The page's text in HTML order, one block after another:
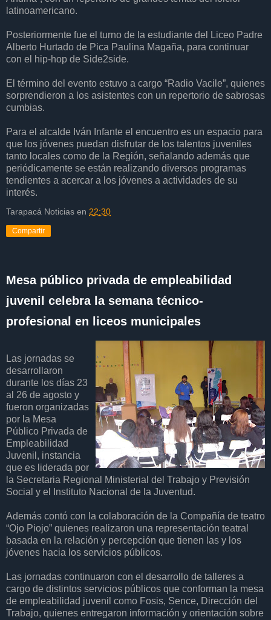
latinoamericano.
Posteriormente fue el turno de la estudiante del Liceo Padre
Alberto Hurtado de Pica Paulina Magaña, para continuar
con el hip-hop de Side2side.
El término del evento estuvo a cargo “Radio Vacile”, quienes
sorprendieron a los asistentes con un repertorio de sabrosas
cumbias.
Para el alcalde Iván Infante el encuentro es un espacio para
que los jóvenes puedan disfrutar de los talentos juveniles
tanto locales como de la Región, señalando además que
periódicamente se están realizando diversos programas
tendientes a acercar a los jóvenes a actividades de su
interés.
Tarapacá Noticias en 22:30
Compartir
Mesa público privada de empleabilidad
juvenil celebra la semana técnico-
profesional en liceos municipales
Las jornadas se
desarrollaron
durante los días 23
al 26 de agosto y
fueron organizadas
por la Mesa
Público Privada de
Empleabilidad
Juvenil, instancia
que es liderada por
la Secretaria Regional Ministerial del Trabajo y Previsión
Social y el Instituto Nacional de la Juventud.
Además contó con la colaboración de la Compañía de teatro
“Ojo Piojo” quienes realizaron una representación teatral
basada en la relación y percepción que tienen las y los
jóvenes hacia los servicios públicos.
Las jornadas continuaron con el desarrollo de talleres a
cargo de distintos servicios públicos que conforman la mesa
de empleabilidad juvenil como Fosis, Sence, Dirección del
Trabajo, quienes entregaron información y orientación sobre